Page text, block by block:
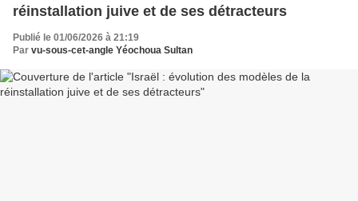
réinstallation juive et de ses détracteurs
Publié le 01/06/2026 à 21:19
Par vu-sous-cet-angle Yéochoua Sultan